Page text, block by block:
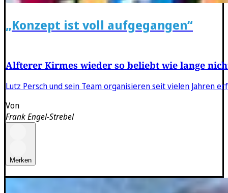
„Konzept ist voll aufgegangen“
Alfterer Kirmes wieder so beliebt wie lange
Lutz Persch und sein Team organisieren seit vielen Jahren
Von
Frank Engel-Strebel
Merken